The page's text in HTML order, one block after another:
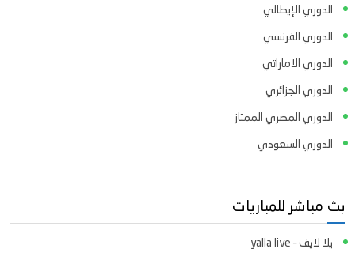
الدوري الإيطالي
الدوري الفرنسي
الدوري الاماراتي
الدوري الجزائري
الدوري المصري الممتاز
الدوري السعودي
بث مباشر للمباريات
يلا لايف – yalla live